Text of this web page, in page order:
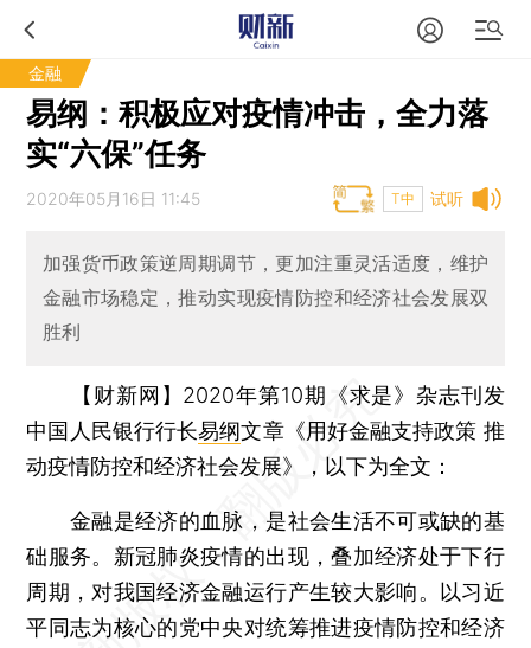
金融
易纲：积极应对疫情冲击，全力落
实“六保”任务
试听
2020年05月16日 11:45 T中
加强货币政策逆周期调节，更加注重灵活适度，维护
金融市场稳定，推动实现疫情防控和经济社会发展双
胜利
【财新网】 2020年第10期《求是》杂志刊发
中国人民银行行长易纲文章《用好金融支持政策 推
动疫情防控和经济社会发展》，以下为全文：
金融是经济的血脉，是社会生活不可或缺的基
础服务。新冠肺炎疫情的出现，叠加经济处于下行
周期，对我国经济金融运行产生较大影响。以习近
平同志为核心的党中央对统筹推进疫情防控和经济